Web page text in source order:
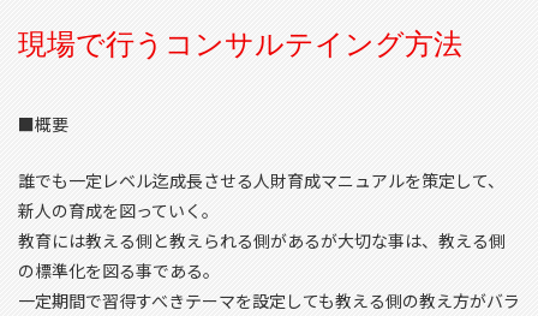
現場で行うコンサルテイング方法
■概要
誰でも一定レベル迄成長させる人財育成マニュアルを策定して、
新人の育成を図っていく。
教育には教える側と教えられる側があるが大切な事は、教える側
の標準化を図る事である。
一定期間で習得すべきテーマを設定しても教える側の教え方がバラ